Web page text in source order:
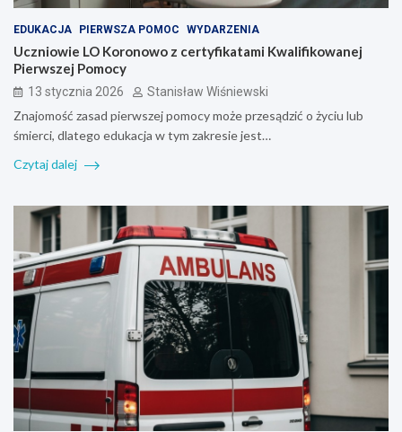
EDUKACJA PIERWSZA POMOC WYDARZENIA
Uczniowie LO Koronowo z certyfikatami Kwalifikowanej
Pierwszej Pomocy
13 stycznia 2026 Stanisław Wiśniewski
Znajomość zasad pierwszej pomocy może przesądzić o życiu lub
śmierci, dlatego edukacja w tym zakresie jest…
Czytaj dalej